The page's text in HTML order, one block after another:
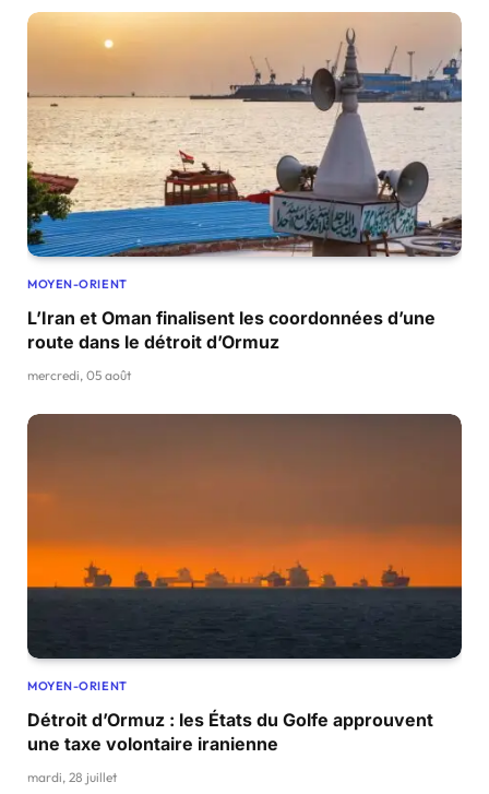
MOYEN-ORIENT
L’Iran et Oman finalisent les coordonnées d’une
route dans le détroit d’Ormuz
mercredi, 05 août
MOYEN-ORIENT
Détroit d’Ormuz : les États du Golfe approuvent
une taxe volontaire iranienne
mardi, 28 juillet